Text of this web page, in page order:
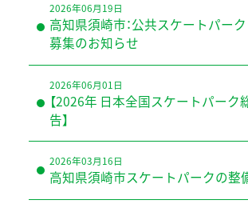
2026年06月19日
高知県須崎市：公共スケートパーク
募集のお知らせ
2026年06月01日
【2026年 日本全国スケートパーク
告】
2026年03月16日
高知県須崎市スケートパークの整